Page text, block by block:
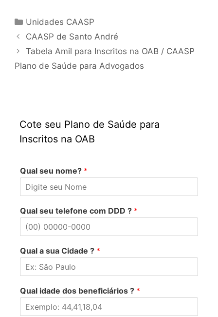
Unidades CAASP
CAASP de Santo André
Tabela Amil para Inscritos na OAB / CAASP
Plano de Saúde para Advogados
Cote seu Plano de Saúde para
Inscritos na OAB
Qual seu nome? *
Qual seu telefone com DDD ? *
Qual a sua Cidade ? *
Qual idade dos beneficiários ? *